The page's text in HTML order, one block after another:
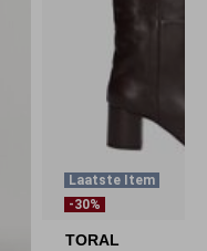
Laatste Item
-30%
TORAL